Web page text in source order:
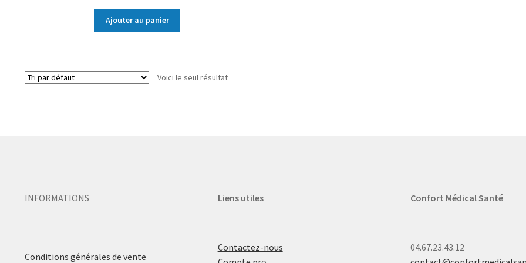
Ajouter au panier
Voici le seul résultat
INFORMATIONS
Conditions générales de vente
Liens utiles
Contactez-nous
Confort Médical Santé
04.67.23.43.12